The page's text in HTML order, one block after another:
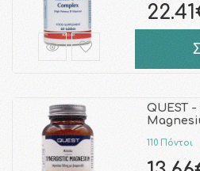
QUEST
110 Πόντοι